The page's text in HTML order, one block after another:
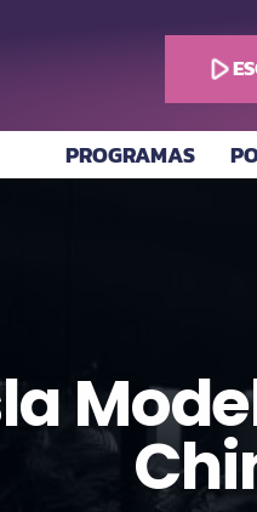
play_arrow
PROGRAMAS